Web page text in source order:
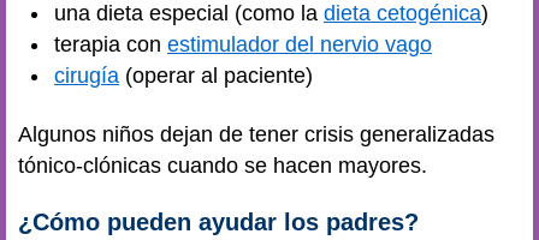
una dieta especial (como la dieta cetogénica)
terapia con estimulador del nervio vago
cirugía (operar al paciente)
Algunos niños dejan de tener crisis generalizadas
tónico-clónicas cuando se hacen mayores.
¿Cómo pueden ayudar los padres?